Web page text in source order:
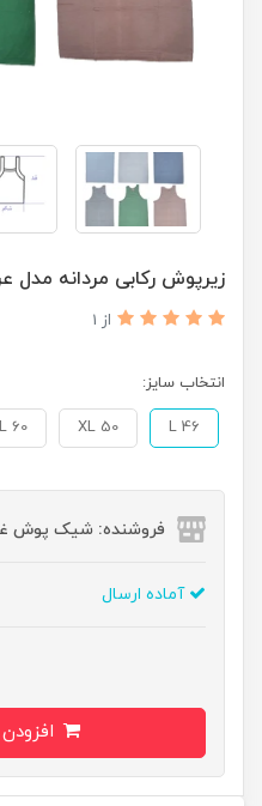
زیرپوش رکابی مردانه مدل عرشیا کد 1816
از 1
انتخاب سایز:
L 46
XL 50
60
فروشنده: شیک پوش
آماده ارسال